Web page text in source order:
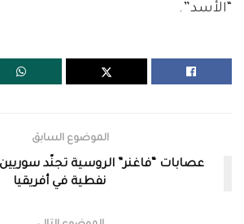
“الأسد”.
الموضوع السابق
عصابات “فاغنر” الروسية تجنّد
نفطية في أفريقيا